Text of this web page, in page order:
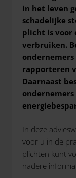
in het leven
schadelijke
plicht is voor
verbruiken.
rapporteren
Daarnaast
In deze
voor u in de
plichten kunt
nadere